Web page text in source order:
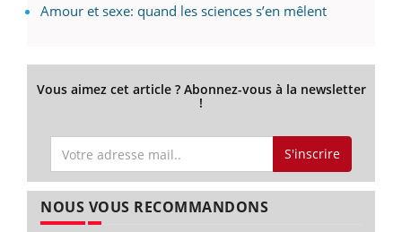
Amour et sexe: quand les sciences s’en mêlent
Vous aimez cet article ? Abonnez-vous à la newsletter
!
S'inscrire
NOUS VOUS RECOMMANDONS